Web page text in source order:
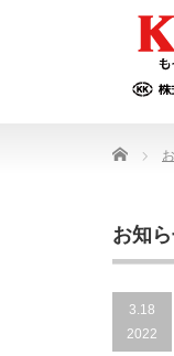
Home
お知
3.18
2022